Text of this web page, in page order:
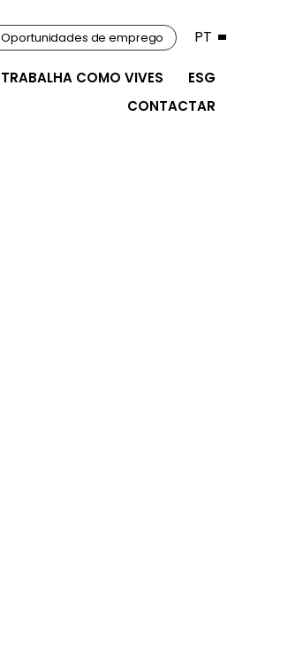
TRABALHA COMO VIVES
ESG
CONTACTAR
Oportunidades de emprego PT